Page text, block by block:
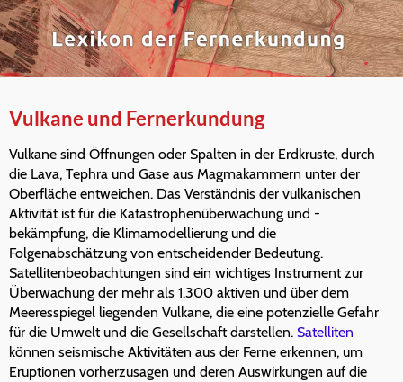
Vulkane und Fernerkundung
Vulkane sind Öffnungen oder Spalten in der Erdkruste, durch
die Lava, Tephra und Gase aus Magmakammern unter der
Oberfläche entweichen. Das Verständnis der vulkanischen
Aktivität ist für die Katastrophenüberwachung und -
bekämpfung, die Klimamodellierung und die
Folgenabschätzung von entscheidender Bedeutung.
Satellitenbeobachtungen sind ein wichtiges Instrument zur
Überwachung der mehr als 1.300 aktiven und über dem
Meeresspiegel liegenden Vulkane, die eine potenzielle Gefahr
für die Umwelt und die Gesellschaft darstellen. Satelliten
können seismische Aktivitäten aus der Ferne erkennen, um
Eruptionen vorherzusagen und deren Auswirkungen auf die